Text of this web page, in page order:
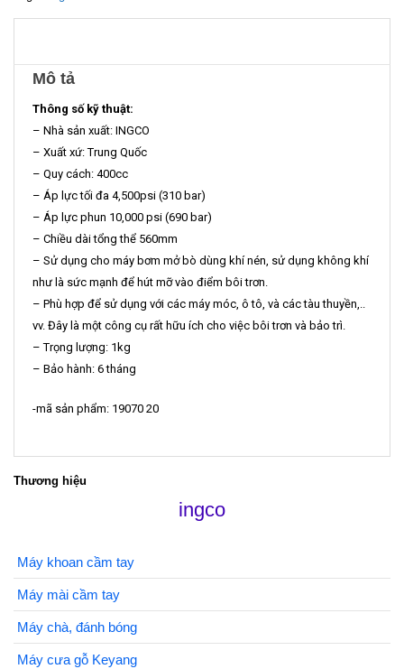
Mô tả
Thông số kỹ thuật:
– Nhà sản xuất: INGCO
– Xuất xứ: Trung Quốc
– Quy cách: 400cc
– Áp lực tối đa 4,500psi (310 bar)
– Áp lực phun 10,000 psi (690 bar)
– Chiều dài tổng thể 560mm
– Sử dụng cho máy bơm mở bò dùng khí nén, sử dụng không khí
như là sức mạnh để hút mỡ vào điểm bôi trơn.
– Phù hợp để sử dụng với các máy móc, ô tô, và các tàu thuyền,..
vv. Đây là một công cụ rất hữu ích cho việc bôi trơn và bảo trì.
– Trọng lượng: 1kg
– Bảo hành: 6 tháng
-mã sản phẩm: 19070 20
Thương hiệu
ingco
Máy khoan cầm tay
Máy mài cầm tay
Máy chà, đánh bóng
Máy cưa gỗ Keyang